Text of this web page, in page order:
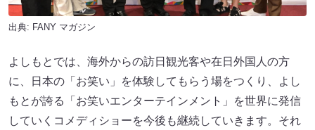
出典: FANY マガジン
よしもとでは、海外からの訪日観光客や在日外国人の方
に、日本の「お笑い」を体験してもらう場をつくり、よし
もとが誇る「お笑いエンターテインメント」を世界に発信
していくコメディショーを今後も継続していきます。それ